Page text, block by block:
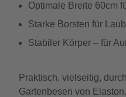
Optimale Breite 60cm
Starke Borsten für
Stabiler Körper – für
Praktisch, vielseitig,
Gartenbesen von